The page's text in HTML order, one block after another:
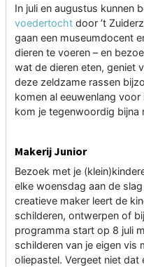
In juli en augustus kunnen
voedertocht door ’t
gaan een museumdocent
dieren te voeren – en
wat de dieren eten, geniet
deze zeldzame rassen
komen al eeuwenlang
kom je tegenwoordig bijna
Makerij Junior
Bezoek met je
elke woensdag aan de
creatieve maker leert de
schilderen, ontwerpen of
programma start op 8 juli
schilderen van je eigen vis
oliepastel. Vergeet niet dat